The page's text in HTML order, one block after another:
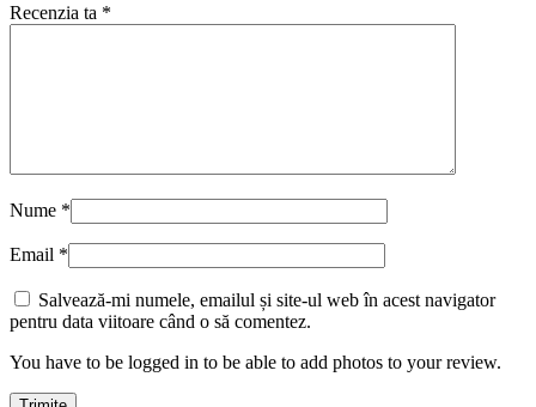
Recenzia ta *
Nume *
Email *
Salvează-mi numele, emailul și site-ul web în acest navigator
pentru data viitoare când o să comentez.
You have to be logged in to be able to add photos to your review.